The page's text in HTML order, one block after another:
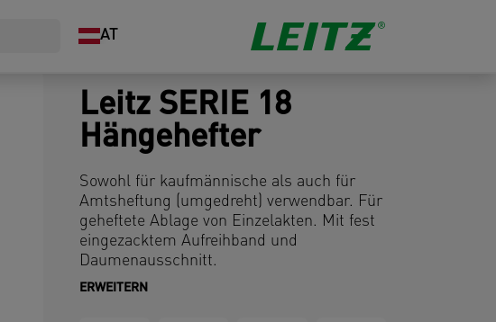
AT
Leitz SERIE 18
Hängehefter
Sowohl für kaufmännische als auch für
Amtsheftung (umgedreht) verwendbar. Für
geheftete Ablage von Einzelakten. Mit fest
eingezacktem Aufreihband und
Daumenausschnitt.
ERWEITERN